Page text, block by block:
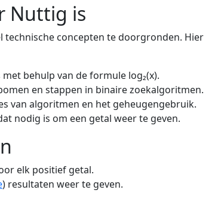
Nuttig is
technische concepten te doorgronden. Hier
behulp van de formule log₂(x).
en stappen in binaire zoekalgoritmen.
van algoritmen en het geheugengebruik.
nodig is om een getal weer te geven.
elk positief getal.
) resultaten weer te geven.